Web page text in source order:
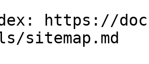
https://
sitemap.md